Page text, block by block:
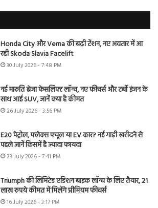
Honda City और Verna की बढ़ी टेंशन, नए अवतार में आ
रही Skoda Slavia Facelift
30 July 2026 - 7:48 PM
नई मारुति ब्रेजा फेसलिफ्ट लॉन्च, नए फीचर्स और टर्बो इंजन के
साथ आई SUV, जानें क्या है कीमत
26 July 2026 - 3:56 PM
E20 पेट्रोल, फ्लेक्स फ्यूल या EV कार? नई गाड़ी खरीदने से
पहले जानें किसमें है ज्यादा फायदा
23 July 2026 - 7:41 PM
Triumph की लिमिटेड एडिशन बाइक लॉन्च के लिए तैयार, 21
लाख रुपये कीमत में मिलेंगे प्रीमियम फीचर्स
16 July 2026 - 3:17 PM